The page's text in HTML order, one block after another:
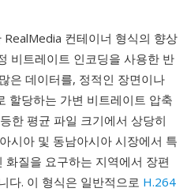
RealMedia 컨테이너 형식의 향상
비트레이트 인코딩을 사용한 반
은 데이터를, 정적인 장면이나
할당하는 가변 비트레이트 압축
한 평균 파일 크기에서 상당히
시아 및 동남아시아 시장에서 특
질을 요구하는 지역에서 장편
다. 이 형식은 일반적으로 H.264